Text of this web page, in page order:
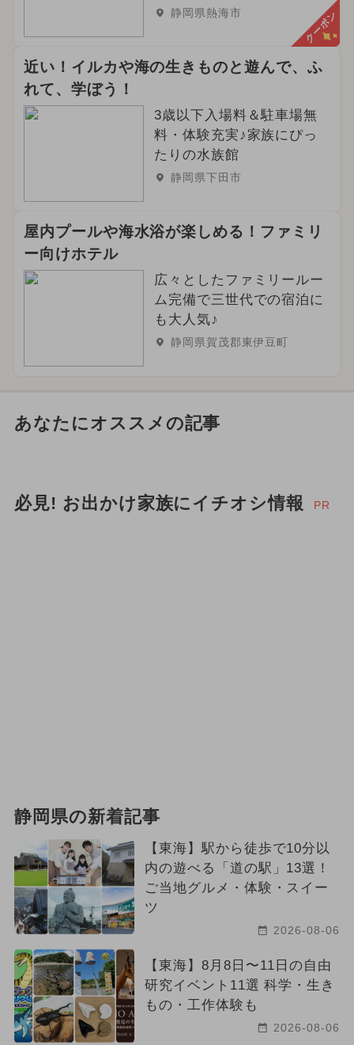
静岡県熱海市 クーポン
近い！イルカや海の生きものと遊んで、ふ
れて、学ぼう！
3歳以下入場料＆駐車場無
料・体験充実♪家族にぴっ
たりの水族館
静岡県下田市
屋内プールや海水浴が楽しめる！ファミリ
ー向けホテル
広々としたファミリールー
ム完備で三世代での宿泊に
も大人気♪
静岡県賀茂郡東伊豆町
あなたにオススメの記事
必見! お出かけ家族にイチオシ情報 PR
静岡県の新着記事
【東海】駅から徒歩で10分以
内の遊べる「道の駅」13選！
ご当地グルメ・体験・スイー
ツ
2026-08-06
【東海】8月8日〜11日の自由
研究イベント11選 科学・生き
もの・工作体験も
2026-08-06